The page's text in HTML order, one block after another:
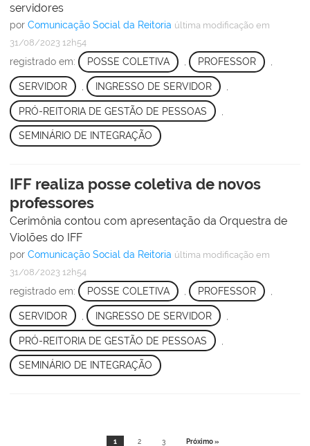
servidores
por Comunicação Social da Reitoria última modificação em
31/08/2023 12h54
registrado em: POSSE COLETIVA PROFESSOR
SERVIDOR INGRESSO DE SERVIDOR
PRÓ-REITORIA DE GESTÃO DE PESSOAS
SEMINÁRIO DE INTEGRAÇÃO
IFF realiza posse coletiva de novos
professores
Cerimônia contou com apresentação da Orquestra de
Violões do IFF
por Comunicação Social da Reitoria última modificação em
31/08/2023 12h54
registrado em: POSSE COLETIVA PROFESSOR
SERVIDOR INGRESSO DE SERVIDOR
PRÓ-REITORIA DE GESTÃO DE PESSOAS
SEMINÁRIO DE INTEGRAÇÃO
1 2 3 Próximo »